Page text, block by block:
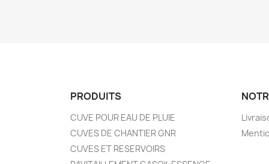
PRODUITS
CUVE POUR EAU DE PLUIE
CUVES DE CHANTIER GNR
CUVES ET RESERVOIRS